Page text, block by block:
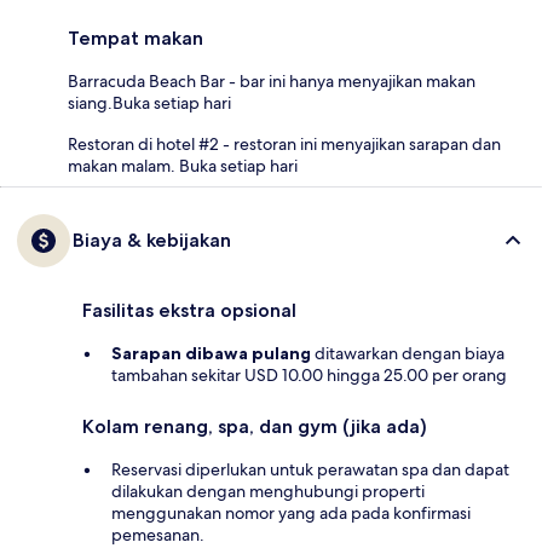
Tempat makan
Barracuda Beach Bar - bar ini hanya menyajikan makan
siang.Buka setiap hari
Restoran di hotel #2 - restoran ini menyajikan sarapan dan
makan malam. Buka setiap hari
Biaya & kebijakan
Fasilitas ekstra opsional
Sarapan dibawa pulang ditawarkan dengan biaya
tambahan sekitar USD 10.00 hingga 25.00 per orang
Kolam renang, spa, dan gym (jika ada)
Reservasi diperlukan untuk perawatan spa dan dapat
dilakukan dengan menghubungi properti
menggunakan nomor yang ada pada konfirmasi
pemesanan.